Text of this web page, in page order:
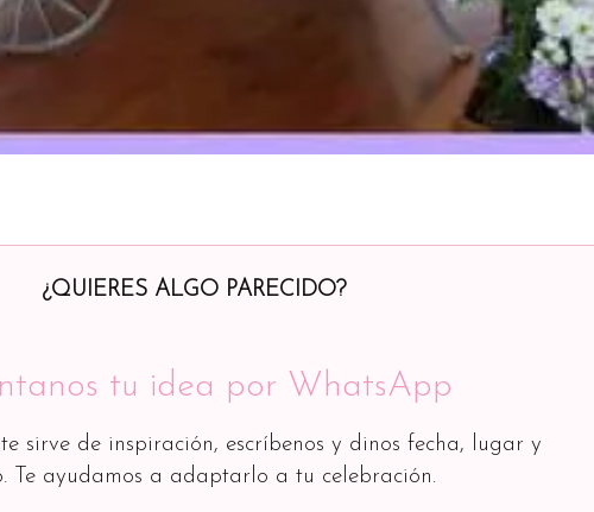
¿QUIERES ALGO PARECIDO?
tu idea por WhatsApp
sirve de inspiración, escríbenos y dinos fecha, lugar y
Te ayudamos a adaptarlo a tu celebración.